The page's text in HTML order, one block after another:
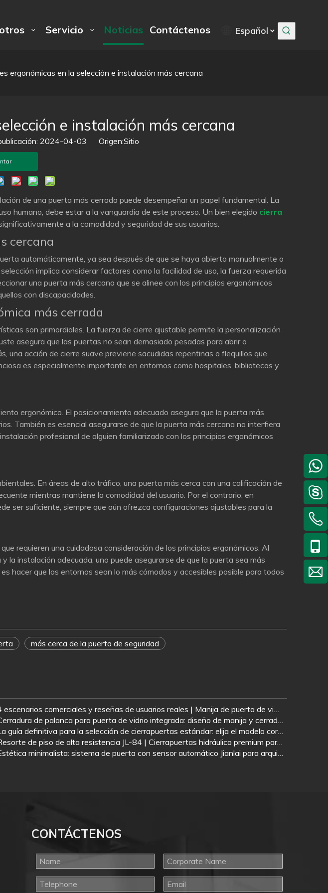
Servicio Noticias Contáctenos Español
ergonómicas en la selección e instalación más cercana
e instalación más cercana
2024-04-03 Origen:Sitio
de una puerta más cerrada puede desempeñar un papel fundamental. La
humano, debe estar a la vanguardia de este proceso. Un bien elegido cierra
a la comodidad y seguridad de sus usuarios.
cercana
automáticamente, ya sea después de que se haya abierto manualmente o
implica considerar factores como la facilidad de uso, la fuerza requerida
una puerta más cercana que se alinee con los principios ergonómicos
con discapacidades.
más cerrada
son primordiales. La fuerza de cierre ajustable permite la personalización
asegura que las puertas no sean demasiado pesadas para abrir o
una acción de cierre suave previene sacudidas repentinas o flequillos que
es especialmente importante en entornos como hospitales, bibliotecas y
ergonómico. El posicionamiento adecuado asegura que la puerta más
También es esencial asegurarse de que la puerta más cercana no interfiera
profesional de alguien familiarizado con los principios ergonómicos
En áreas de alto tráfico, una puerta más cerca con una calificación de
mientras mantiene la comodidad del usuario. Por el contrario, en
ser suficiente, siempre que aún ofrezca configuraciones ajustables para la
requieren una cuidadosa consideración de los principios ergonómicos. Al
la instalación adecuada, uno puede asegurarse de que la puerta sea más
hacer que los entornos sean lo más cómodos y accesibles posible para todos
más cerca de la puerta de seguridad
4 escenarios comerciales y reseñas de usuarios reales | Manija de puerta de vidrio de acero inoxidable tipo H Jianlai con cerradura
Cerradura de palanca para puerta de vidrio integrada: diseño de manija y cerradura todo en uno para puertas de vidrio sin marco | Hardware Jianlai
La guía definitiva para la selección de cierrapuertas estándar: elija el modelo correcto según el peso y la aplicación de la puerta
Resorte de piso de alta resistencia JL-84 | Cierrapuertas hidráulico premium para edificios comerciales
Estética minimalista: sistema de puerta con sensor automático Jianlai para arquitectura comercial de alta gama
CONTÁCTENOS